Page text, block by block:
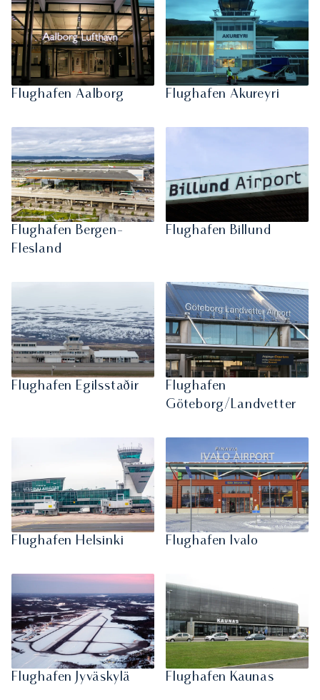
Flughafen Aalborg Flughafen Akureyri
Flughafen Bergen-
Flesland
Flughafen Billund
Flughafen Egilsstaðir
Flughafen
Göteborg/Landvetter
Flughafen Helsinki Flughafen Ivalo
Flughafen Jyväskylä Flughafen Kaunas